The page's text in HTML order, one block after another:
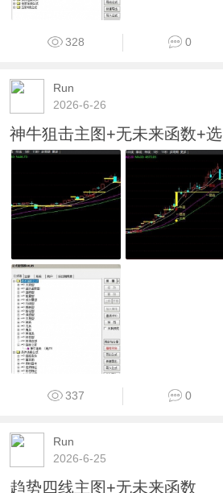
328 0
Run
2026-6-26
神牛狙击主图+无未来函数+选
337 0
Run
2026-6-25
趋势四线主图+无未来函数